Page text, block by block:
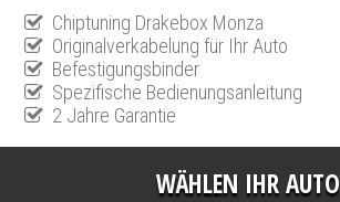
Chiptuning Drakebox Monza
Originalverkabelung für Ihr Auto
Befestigungsbinder
Spezifische Bedienungsanleitung
2 Jahre Garantie
WÄHLEN IHR AUTO